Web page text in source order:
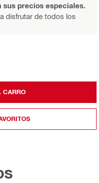
sus precios especiales.
disfrutar de todos los
CARRO